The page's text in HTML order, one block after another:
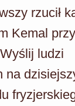
rzucił
Kemal
ludzi
na